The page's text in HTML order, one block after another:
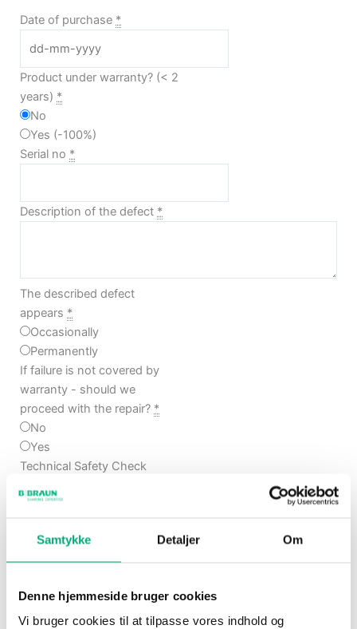
Samtykke Detaljer Om
Denne hjemmeside bruger cookies
Vi bruger cookies til at tilpasse vores indhold og
Date of purchase *
Product under warranty? (< 2
years) *
No
Yes (-100%)
Serial no *
Description of the defect *
The described defect
appears *
Occasionally
Permanently
If failure is not covered by
warranty - should we
proceed with the repair? *
No
Yes
Technical Safety Check
No
If more than TSC is required
- should we proceed with
No
Yes